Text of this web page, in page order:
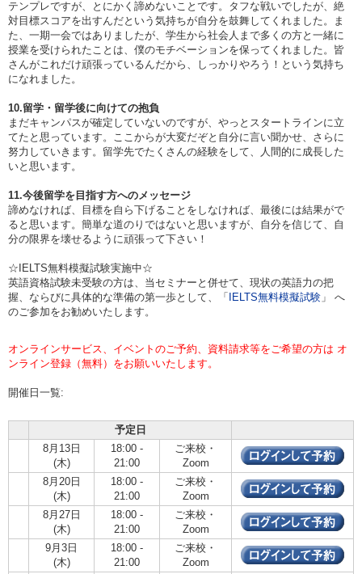
テンプレですが、とにかく諦めないことです。タフな戦いでしたが、絶
対目標スコアを出すんだという気持ちが自分を鼓舞してくれました。ま
た、一期一会ではありましたが、学生から社会人まで多くの方と一緒に
授業を受けられたことは、僕のモチベーションを保ってくれました。皆
さんがこれだけ頑張っているんだから、しっかりやろう！という気持ち
になれました。
10.留学・留学後に向けての抱負
まだキャンパスが確定していないのですが、やっとスタートラインに立
てたと思っています。ここからが大変だぞと自分に言い聞かせ、さらに
努力していきます。留学先でたくさんの経験をして、人間的に成長した
いと思います。
11.今後留学を目指す方へのメッセージ
諦めなければ、目標を自ら下げることをしなければ、最後には結果がで
ると思います。簡単な道のりではないと思いますが、自分を信じて、自
分の限界を壊せるように頑張って下さい！
☆IELTS無料模擬試験実施中☆
英語資格試験未受験の方は、当セミナーと併せて、現状の英語力の把
握、ならびに具体的な準備の第一歩として、「
IELTS無料模擬試験 」 へ
のご参加をお勧めいたします。
オンラインサービス、イベントのご予約、資料請求等をご希望の方は オ
ンライン登録（無料）をお願いいたします。
開催日一覧:
予定日
8月13日
(木)
18:00 -
21:00
ご来校・
Zoom
8月20日
(木)
18:00 -
21:00
ご来校・
Zoom
8月27日
(木)
18:00 -
21:00
ご来校・
Zoom
9月3日
(木)
18:00 -
21:00
ご来校・
Zoom